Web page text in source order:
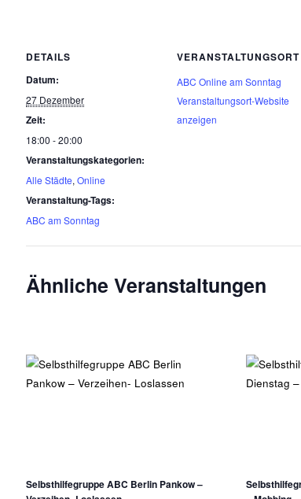
DETAILS
Datum:
27 Dezember
Zeit:
18:00 - 20:00
Veranstaltungskategorien:
Alle Städte,Online
Veranstaltung-Tags:
ABC am Sonntag
VERANSTALTUNGSORT
ABC Online am Sonntag
Veranstaltungsort-Website
anzeigen
Ähnliche Veranstaltungen
Selbsthilfegruppe ABC Berlin Pankow –